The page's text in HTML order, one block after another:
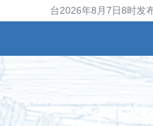
晋县气象台2026年8月7日8时发